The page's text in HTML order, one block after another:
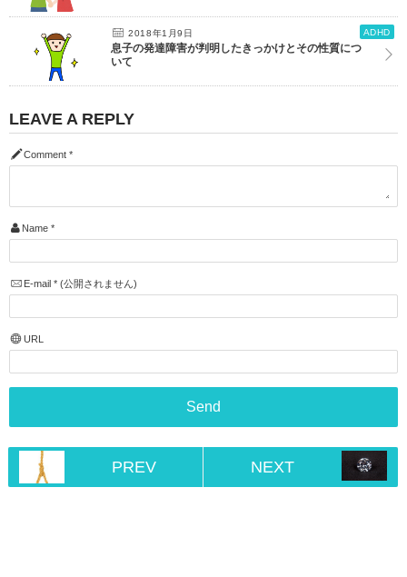
2018年1月9日 ADHD
息子の発達障害が判明したきっかけとその性質につ
いて
LEAVE A REPLY
Comment *
Name *
E-mail *(公開されません)
URL
PREV NEXT